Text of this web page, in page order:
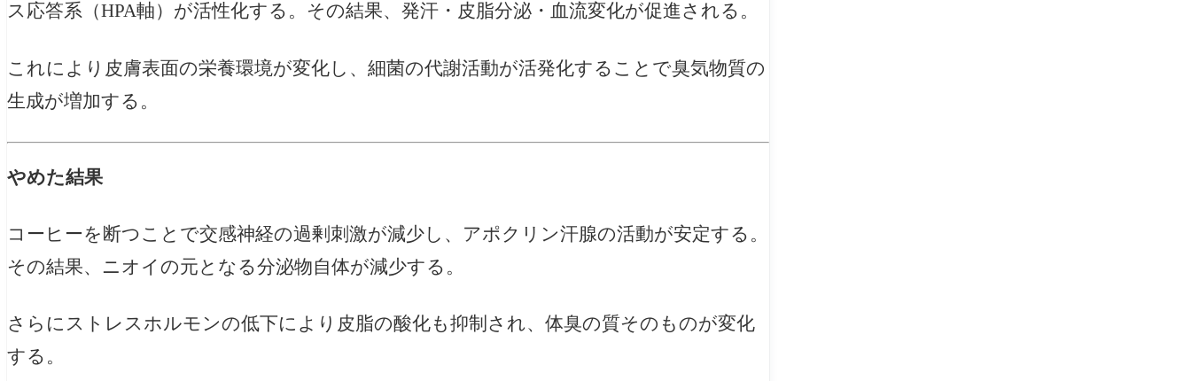
ス応答系（HPA軸）が活性化する。その結果、発汗・皮脂分泌・血流変化が促進される。
これにより皮膚表面の栄養環境が変化し、細菌の代謝活動が活発化することで臭気物質の
生成が増加する。
やめた結果
コーヒーを断つことで交感神経の過剰刺激が減少し、アポクリン汗腺の活動が安定する。
その結果、ニオイの元となる分泌物自体が減少する。
さらにストレスホルモンの低下により皮脂の酸化も抑制され、体臭の質そのものが変化
する。